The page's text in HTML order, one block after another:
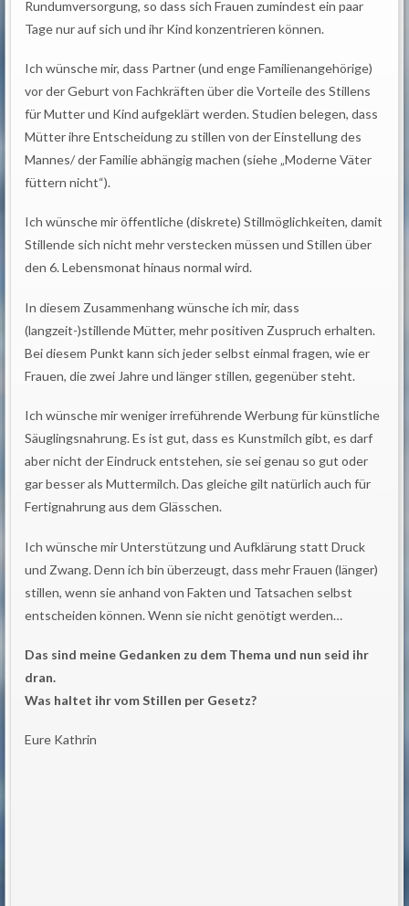
Rundumversorgung, so dass sich Frauen zumindest ein paar
Tage nur auf sich und ihr Kind konzentrieren können.
Ich wünsche mir, dass Partner (und enge Familienangehörige)
vor der Geburt von Fachkräften über die Vorteile des Stillens
für Mutter und Kind aufgeklärt werden. Studien belegen, dass
Mütter ihre Entscheidung zu stillen von der Einstellung des
Mannes/ der Familie abhängig machen (siehe „Moderne Väter
füttern nicht“).
Ich wünsche mir öffentliche (diskrete) Stillmöglichkeiten, damit
Stillende sich nicht mehr verstecken müssen und Stillen über
den 6. Lebensmonat hinaus normal wird.
In diesem Zusammenhang wünsche ich mir, dass
(langzeit-)stillende Mütter, mehr positiven Zuspruch erhalten.
Bei diesem Punkt kann sich jeder selbst einmal fragen, wie er
Frauen, die zwei Jahre und länger stillen, gegenüber steht.
Ich wünsche mir weniger irreführende Werbung für künstliche
Säuglingsnahrung. Es ist gut, dass es Kunstmilch gibt, es darf
aber nicht der Eindruck entstehen, sie sei genau so gut oder
gar besser als Muttermilch. Das gleiche gilt natürlich auch für
Fertignahrung aus dem Glässchen.
Ich wünsche mir Unterstützung und Aufklärung statt Druck
und Zwang. Denn ich bin überzeugt, dass mehr Frauen (länger)
stillen, wenn sie anhand von Fakten und Tatsachen selbst
entscheiden können. Wenn sie nicht genötigt werden…
Das sind meine Gedanken zu dem Thema und nun seid ihr
dran.
Was haltet ihr vom Stillen per Gesetz?
Eure Kathrin